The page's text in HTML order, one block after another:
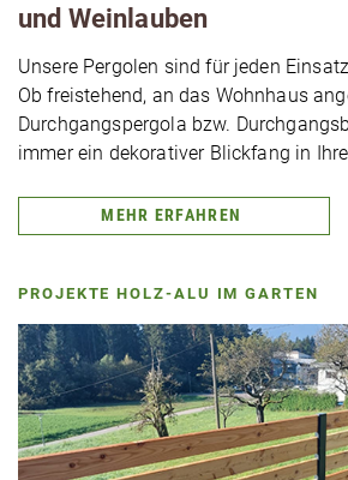
und Wein­lau­ben
Unsere Pergolen sind für jeden
Ob frei­ste­hend, an das Wohnhaus
Durch­gang­s­per­go­la bzw.
immer ein deko­ra­ti­ver Blickfang in
MEHR ERFAHREN
PROJEKTE HOLZ-ALU IM GARTEN